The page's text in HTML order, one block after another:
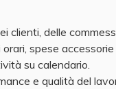
clienti, delle
spese accessorie
su calendario.
e qualità del